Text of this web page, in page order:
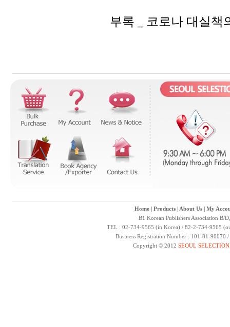
부록
코로나 대실책
Home| Products| About Us| My
B1 Korean Publishers Association B/
TEL : 02-734-9565 (in Korea) / 82-2-734-9565
Business Registration Number : 101-81-
Copyright © 2012 SEOUL SELECTION